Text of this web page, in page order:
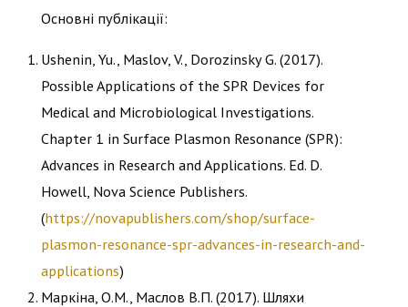
Основні публікації:
Ushenin, Yu., Maslov, V., Dorozinsky G. (2017).
Possible Applications of the SPR Devices for
Medical and Microbiological Investigations.
Chapter 1 in Surface Plasmon Resonance (SPR):
Advances in Research and Applications. Ed. D.
Howell, Nova Science Publishers.
(https://novapublishers.com/shop/surface-
plasmon-resonance-spr-advances-in-research-and-
applications)
Маркіна, О.М., Маслов В.П. (2017). Шляхи